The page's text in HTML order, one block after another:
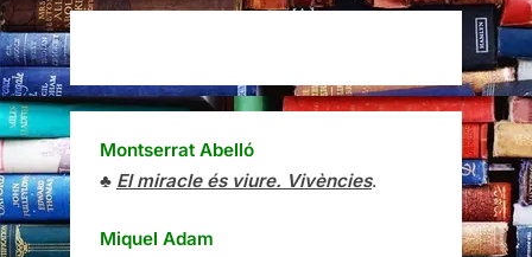
Montserrat Abelló
♣ El miracle és viure. Vivències.
Miquel Adam